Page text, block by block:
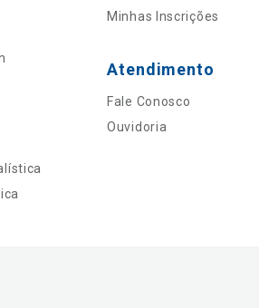
Minhas Inscrições
Atendimento
Fale Conosco
Ouvidoria